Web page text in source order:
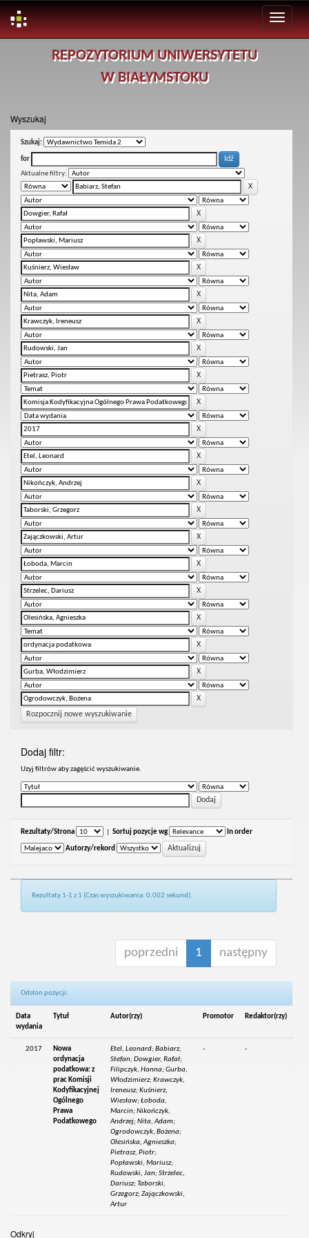
REPOZYTORIUM UNIWERSYTETU
W BIAŁYMSTOKU
Wyszukaj
Szukaj:
for
Aktualne filtry:
Rozpocznij nowe wyszukiwanie
Dodaj filtr:
Uzyj filtrów aby zagęścić wyszukiwanie.
Rezultaty/Strona Sortuj pozycje wg In order
Autorzy/rekord
Rezultaty 1-1 z 1 (Czas wyszukiwania: 0.002 sekund).
poprzedni 1 następny
Odsłon pozycji:
Data
wydania
Tytuł Autor(rzy) Promotor Redaktor(rzy)
2017
Nowa
ordynacja
podatkowa: z
prac Komisji
Kodyfikacyjnej
Ogólnego
Prawa
Podatkowego
Etel, Leonard; Babiarz,
Stefan; Dowgier, Rafał;
Filipczyk, Hanna; Gurba,
Włodzimierz; Krawczyk,
Ireneusz; Kuśnierz,
Wiesław; Łoboda,
Marcin; Nikończyk,
Andrzej; Nita, Adam;
Ogrodowczyk, Bożena;
Olesińska, Agnieszka;
Pietrasz, Piotr;
Popławski, Mariusz;
Rudowski, Jan; Strzelec,
Dariusz; Taborski,
Grzegorz; Zajączkowski,
Artur
- -
Odkryj